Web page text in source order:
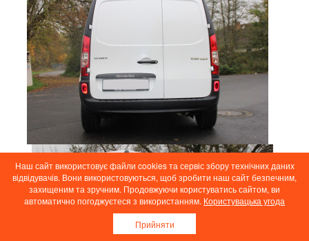
Наш сайт використовує файли cookies та сервіс збору технічних даних
відвідувачів. Вони використовуються, щоб зробити наш сайт безпечним,
захищеним та зручним. Продовжуючи користуватись сайтом, ви
автоматично погоджуєтеся з використанням. Користувацька угода
Прийняти